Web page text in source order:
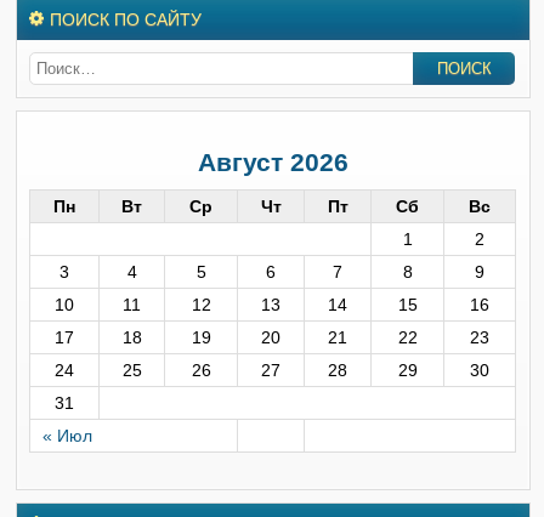
ПОИСК ПО САЙТУ
Август 2026
Пн Вт Ср Чт Пт Сб Вс
« Июл
1
2
3
4 5 6 7 8
9
10
11 12 13 14 15
16
17
18 19 20 21 22
23
24
25 26 27 28 29
30
31